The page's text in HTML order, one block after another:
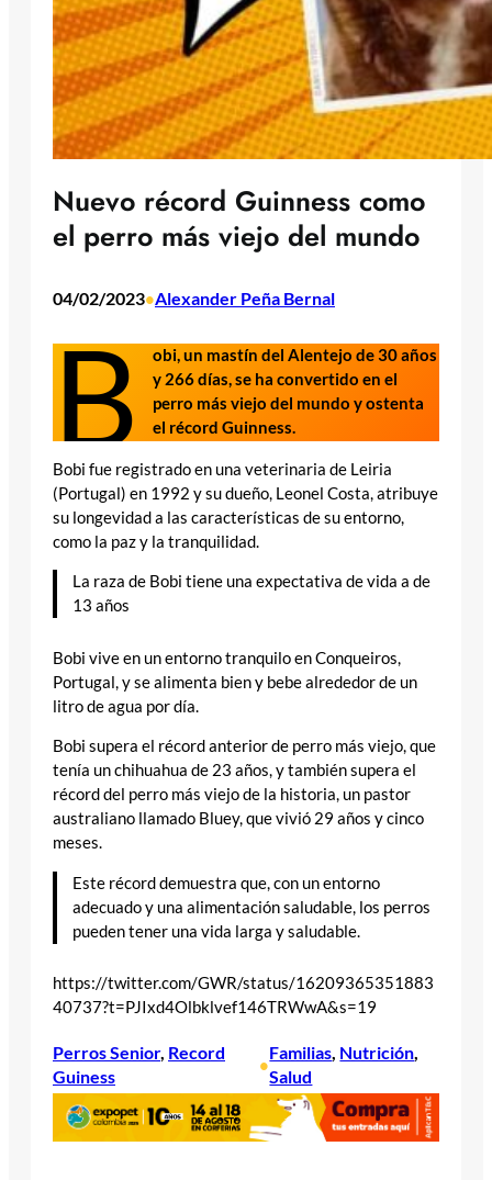
Nuevo récord Guinness como
el perro más viejo del mundo
04/02/2023•Alexander Peña Bernal
B
obi, un mastín del Alentejo de 30 años
y 266 días, se ha convertido en el
perro más viejo del mundo y ostenta
el récord Guinness.
Bobi fue registrado en una veterinaria de Leiria
(Portugal) en 1992 y su dueño, Leonel Costa, atribuye
su longevidad a las características de su entorno,
como la paz y la tranquilidad.
La raza de Bobi tiene una expectativa de vida a de
13 años
Bobi vive en un entorno tranquilo en Conqueiros,
Portugal, y se alimenta bien y bebe alrededor de un
litro de agua por día.
Bobi supera el récord anterior de perro más viejo, que
tenía un chihuahua de 23 años, y también supera el
récord del perro más viejo de la historia, un pastor
australiano llamado Bluey, que vivió 29 años y cinco
meses.
Este récord demuestra que, con un entorno
adecuado y una alimentación saludable, los perros
pueden tener una vida larga y saludable.
https://twitter.com/GWR/status/16209365351883
40737?t=PJIxd4Olbklvef146TRWwA&s=19
Perros Senior, Record
Guiness
•
Familias Nutrición
Salud